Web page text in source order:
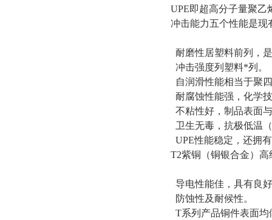
UPE即超高分子量聚乙
冲击能力五个性能是现
耐磨性居塑料前列，
冲击强度列塑料*列。
自润滑性能相当于聚
耐腐蚀性能强，化学
不粘性好，制品表面
卫生无毒，抗极低温
UPE性能稳定，还拥
T2紫铜（铜银合金）
导电性能佳，具有良
防蚀性及耐候性。
T系列产品铜件表面均